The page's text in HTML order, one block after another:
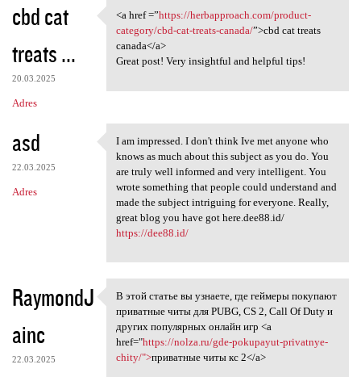
cbd cat
treats ...
20.03.2025
Adres
<a href =”https:/
<a href =”https://herbapproach.com/product-
category/cbd-cat-treats-canada/”>cbd cat treats
canada</a>
Great post! Very insightful and helpful tips!
asd
22.03.2025
Adres
I am impressed. I don't think
I am impressed. I don't think Ive met anyone who
knows as much about this subject as you do. You
are truly well informed and very intelligent. You
wrote something that people could understand and
made the subject intriguing for everyone. Really,
great blog you have got here.dee88.id/
https://dee88.id/
RaymondJ
ainc
22.03.2025
В этой статье вы узнаете, где
В этой статье вы узнаете, где геймеры покупают
приватные читы для PUBG, CS 2, Call Of Duty и
других популярных онлайн игр <a
href="https://nolza.ru/gde-pokupayut-privatnye-
chity/">приватные читы кс 2</a>